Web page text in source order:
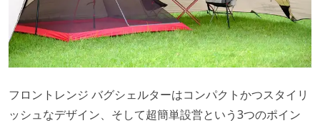
フロントレンジ バグシェルターはコンパクトかつスタイリ
ッシュなデザイン、そして超簡単設営という3つのポイン